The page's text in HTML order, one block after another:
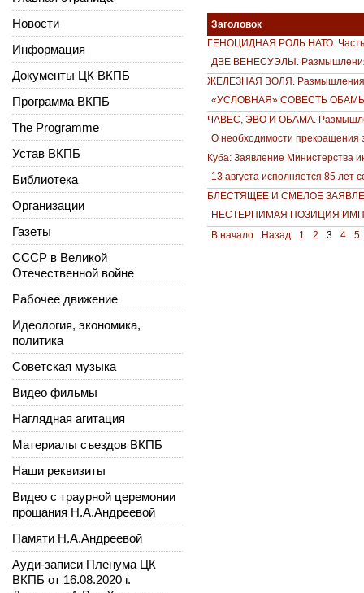
Заголовок
ГЕНОЦИДНАЯ РОЛЬ НАТО. Часть
ДВЕ ВЕНЕСУЭЛЫ.
ЖЕЛЕЗНАЯ ВОЛЯ. Размышления
«УСЛОВНАЯ» СОВЕСТЬ ОБАМЫ.
ЧАВЕС, ЭВО И ОБАМА.
О необходимости прекращения
Куба: Заявление Министерства
13 августа исполняется 85 лет
БЛЕСТЯЩЕЕ И СМЕЛОЕ
НЕСТЕРПИМАЯ ПОЗИЦИЯ
В начало
Назад 1 2 3 4 5
Новости
Информация
Документы ЦК ВКПБ
Программа ВКПБ
The Programme
Устав ВКПБ
Библиотека
Организации
Газеты
СССР в Великой
Отечественной войне
Рабочее движение
Идеология, экономика,
политика
Советская музыка
Видео фильмы
Наглядная агитация
Материалы съездов ВКПБ
Наши реквизиты
Видео с траурной церемонии
прощания Н.А.Андреевой
Памяти Н.А.Андреевой
Ауди-записи Пленума ЦК
ВКПБ от 16.08.2020 г.